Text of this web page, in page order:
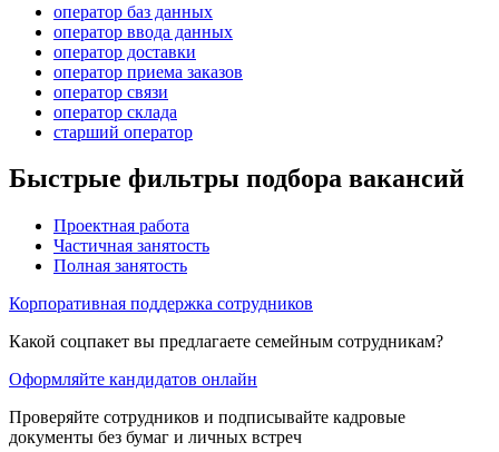
оператор баз данных
оператор ввода данных
оператор доставки
оператор приема заказов
оператор связи
оператор склада
старший оператор
Быстрые фильтры подбора вакансий
Проектная работа
Частичная занятость
Полная занятость
Корпоративная поддержка сотрудников
Какой соцпакет вы предлагаете семейным сотрудникам?
Оформляйте кандидатов онлайн
Проверяйте сотрудников и подписывайте кадровые
документы без бумаг и личных встреч